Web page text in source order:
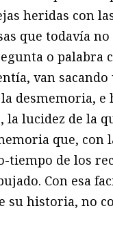
heridas con
que todavía no
o palabra
van sacando
desmemoria, e
la lucidez de la
que, con
tiempo de los
Con esa
su historia, no